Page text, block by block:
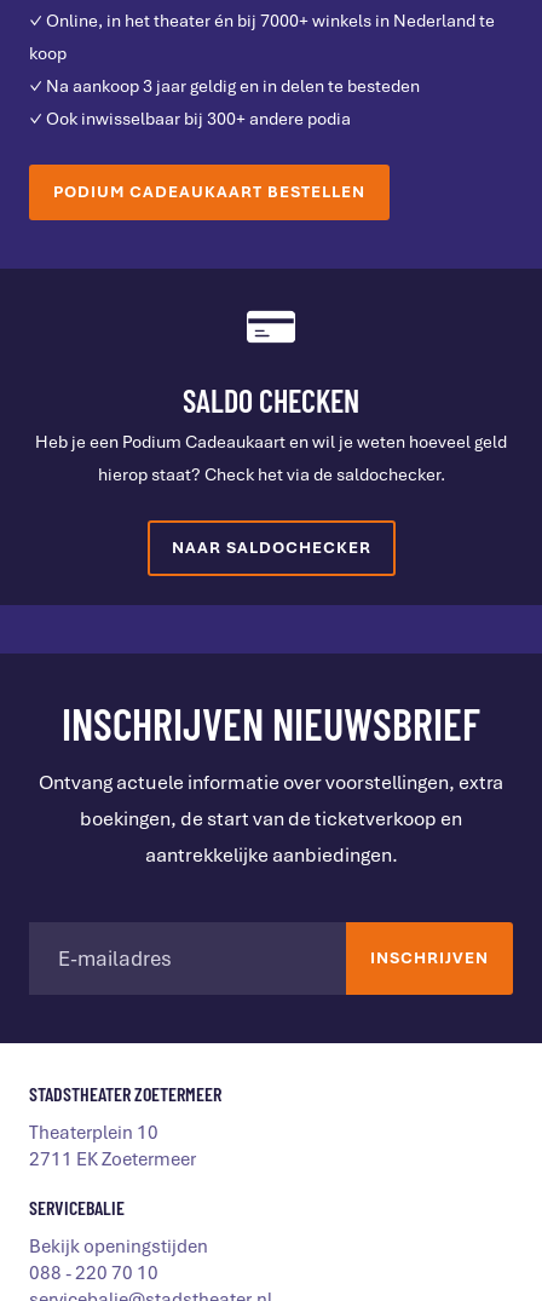
✓ Online, in het theater én bij 7000+ winkels in Nederland te
koop
✓ Na aankoop 3 jaar geldig en in delen te besteden
✓ Ook inwisselbaar bij 300+ andere podia
PODIUM CADEAUKAART BESTELLEN
SALDO CHECKEN
Heb je een Podium Cadeaukaart en wil je weten hoeveel geld
hierop staat? Check het via de saldochecker.
NAAR SALDOCHECKER
INSCHRIJVEN NIEUWSBRIEF
Ontvang actuele informatie over voorstellingen, extra
boekingen, de start van de ticketverkoop en
aantrekkelijke aanbiedingen.
STADSTHEATER ZOETERMEER
Theaterplein 10
2711 EK Zoetermeer
SERVICEBALIE
Bekijk openingstijden
088 - 220 70 10